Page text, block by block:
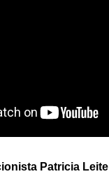
Patricia Leite